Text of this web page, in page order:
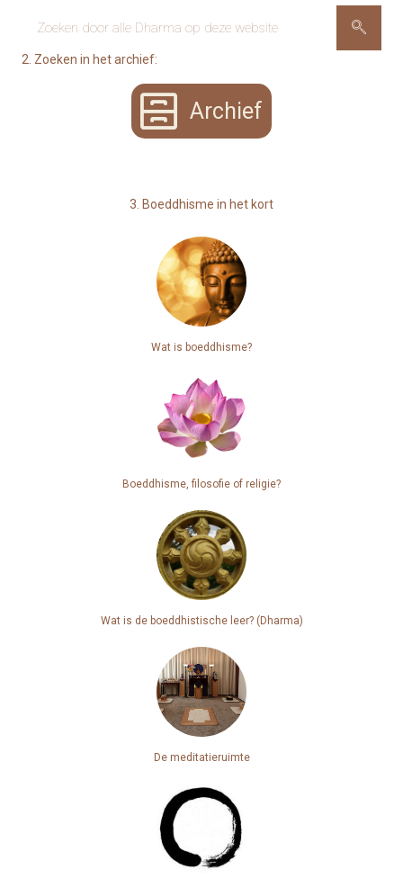
2. Zoeken in het archief:
Archief
3. Boeddhisme in het kort
Wat is boeddhisme?
Boeddhisme, filosofie of religie?
Wat is de boeddhistische leer? (Dharma)
De meditatieruimte